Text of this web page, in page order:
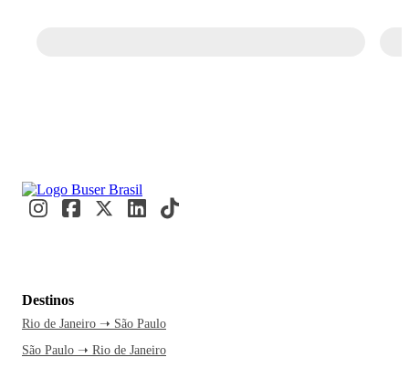
Destinos
Rio de Janeiro ➝ São Paulo
São Paulo ➝ Rio de Janeiro